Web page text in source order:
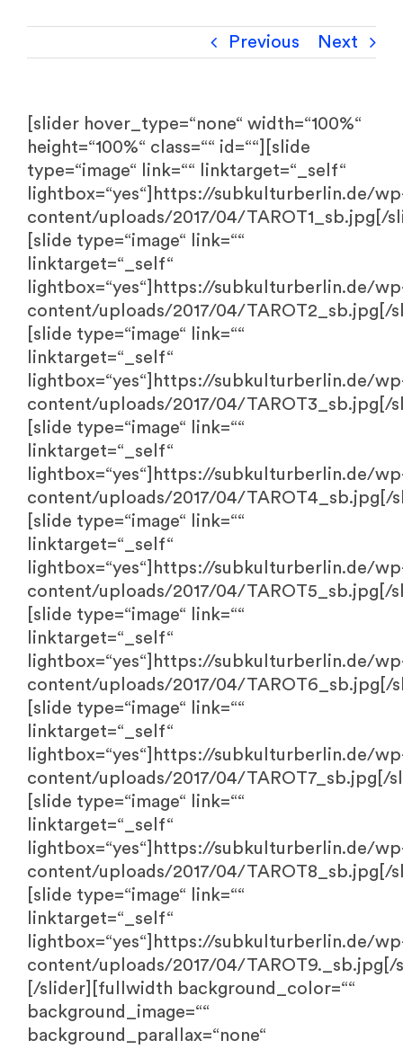
Previous Next
[slider hover_type=“none“ width=“100%“
height=“100%“ class=““ id=““][slide
type=“image“ link=““ linktarget=“_self“
lightbox=“yes“]https://subkulturberlin.de/
content/uploads/2017/04/TAROT1_sb.jpg[/
[slide type=“image“ link=““
linktarget=“_self“
lightbox=“yes“]https://subkulturberlin.de/
content/uploads/2017/04/TAROT2_sb.jpg[/
[slide type=“image“ link=““
linktarget=“_self“
lightbox=“yes“]https://subkulturberlin.de/
content/uploads/2017/04/TAROT3_sb.jpg[/
[slide type=“image“ link=““
linktarget=“_self“
lightbox=“yes“]https://subkulturberlin.de/
content/uploads/2017/04/TAROT4_sb.jpg[/
[slide type=“image“ link=““
linktarget=“_self“
lightbox=“yes“]https://subkulturberlin.de/
content/uploads/2017/04/TAROT5_sb.jpg[/
[slide type=“image“ link=““
linktarget=“_self“
lightbox=“yes“]https://subkulturberlin.de/
content/uploads/2017/04/TAROT6_sb.jpg[/
[slide type=“image“ link=““
linktarget=“_self“
lightbox=“yes“]https://subkulturberlin.de/
content/uploads/2017/04/TAROT7_sb.jpg[/
[slide type=“image“ link=““
linktarget=“_self“
lightbox=“yes“]https://subkulturberlin.de/
content/uploads/2017/04/TAROT8_sb.jpg[/
[slide type=“image“ link=““
linktarget=“_self“
lightbox=“yes“]https://subkulturberlin.de/
content/uploads/2017/04/TAROT9._sb.jpg[/
[/slider][fullwidth background_color=““
background_image=““
background_parallax=“none“